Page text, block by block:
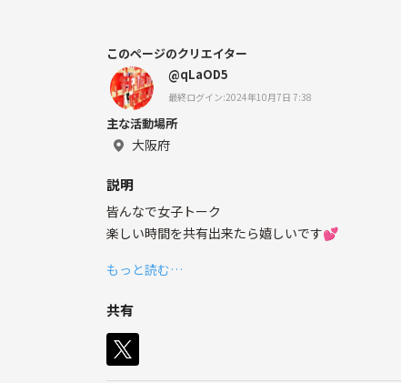
このページのクリエイター
@qLaOD5
最終ログイン:2024年10月7日 7:38
主な活動場所
大阪府
説明
皆んなで女子トーク
楽しい時間を共有出来たら嬉しいです💕
もっと読む…
共有